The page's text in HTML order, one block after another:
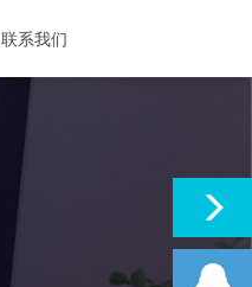
联系我们